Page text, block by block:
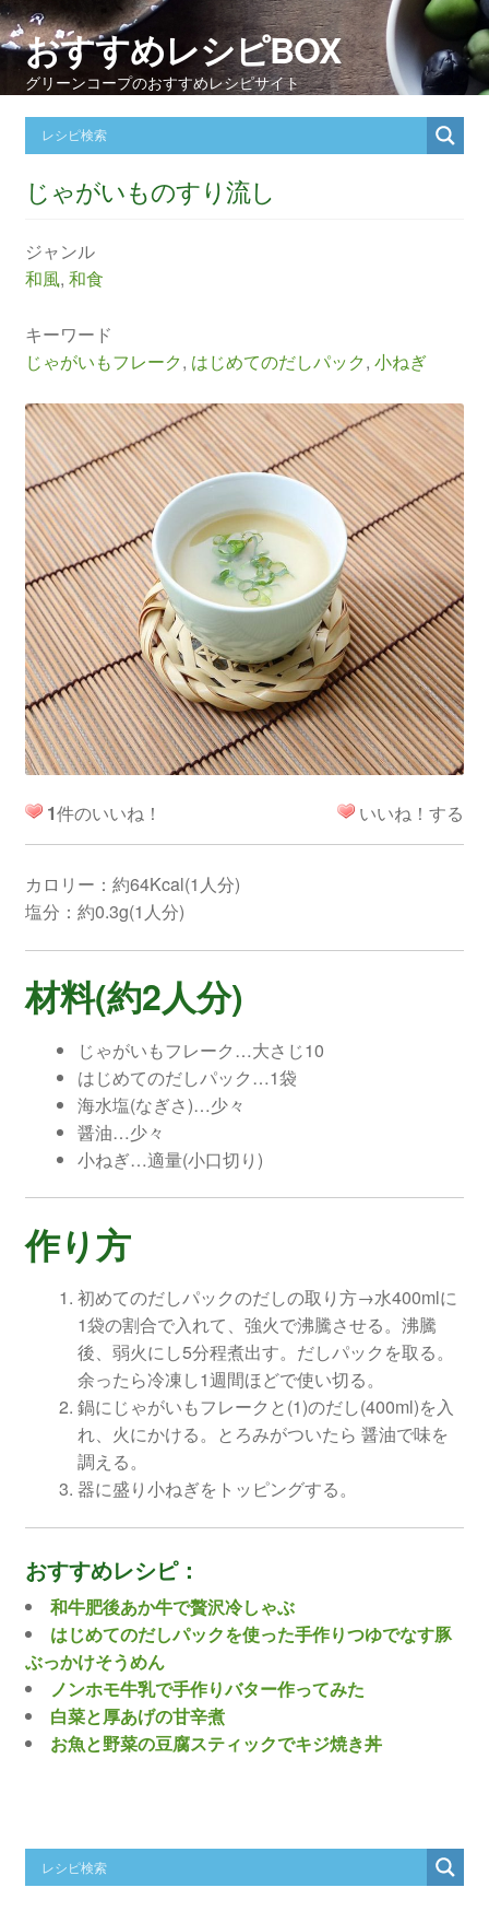
おすすめレシピBOX
グリーンコープのおすすめレシピサイト
じゃがいものすり流し
ジャンル
和風, 和食
キーワード
じゃがいもフレーク, はじめてのだしパック, 小ねぎ
1件のいいね！ いいね！する
カロリー：約64Kcal(1人分)
塩分：約0.3g(1人分)
材料(約2人分)
じゃがいもフレーク…大さじ10
はじめてのだしパック…1袋
海水塩(なぎさ)…少々
醤油…少々
小ねぎ…適量(小口切り)
作り方
初めてのだしパックのだしの取り方→水400mlに
1袋の割合で入れて、強火で沸騰させる。沸騰
後、弱火にし5分程煮出す。だしパックを取る。
余ったら冷凍し1週間ほどで使い切る。
鍋にじゃがいもフレークと(1)のだし(400ml)を入
れ、火にかける。とろみがついたら 醤油で味を
調える。
器に盛り小ねぎをトッピングする。
おすすめレシピ：
和牛肥後あか牛で贅沢冷しゃぶ
はじめてのだしパックを使った手作りつゆでなす豚
ぶっかけそうめん
ノンホモ牛乳で手作りバター作ってみた
白菜と厚あげの甘辛煮
お魚と野菜の豆腐スティックでキジ焼き丼